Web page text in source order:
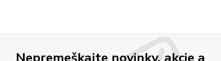
Nepremeškajte novinky, akcie a